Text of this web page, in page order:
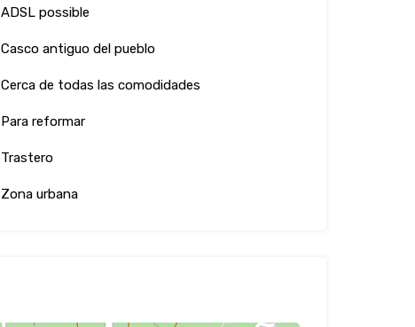
ADSL possible
Casco antiguo del pueblo
Cerca de todas las comodidades
Para reformar
Trastero
Zona urbana